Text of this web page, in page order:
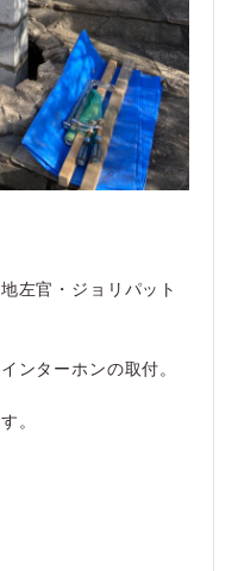
左官・ジョリパット
ンターホンの取付。
。